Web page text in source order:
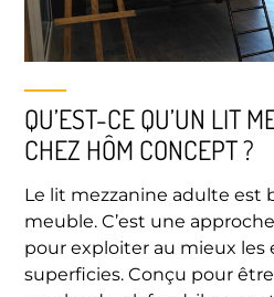
QU’EST-CE QU’UN LIT
CHEZ HÔM CONCEPT ?
Le lit mezzanine adulte est
meuble. C’est une
pour exploiter au mieux les
superficies. Conçu pour